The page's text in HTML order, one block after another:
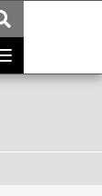
Toggle
navigation